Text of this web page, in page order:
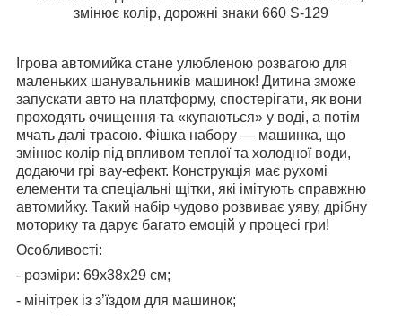
змінює колір, дорожні знаки 660 S-129
Ігрова автомийка стане улюбленою розвагою для
маленьких шанувальників машинок! Дитина зможе
запускати авто на платформу, спостерігати, як вони
проходять очищення та «купаються» у воді, а потім
мчать далі трасою. Фішка набору — машинка, що
змінює колір під впливом теплої та холодної води,
додаючи грі вау-ефект. Конструкція має рухомі
елементи та спеціальні щітки, які імітують справжню
автомийку. Такий набір чудово розвиває уяву, дрібну
моторику та дарує багато емоцій у процесі гри!
Особливості:
- розміри: 69х38х29 см;
- мінітрек із з’їздом для машинок;